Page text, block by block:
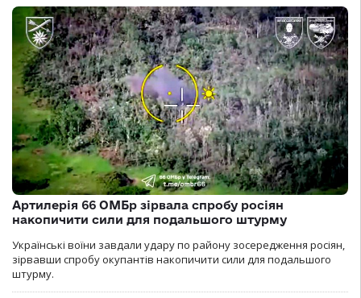
Артилерія 66 ОМБр зірвала спробу росіян
накопичити сили для подальшого штурму
Українські воїни завдали удару по району зосередження росіян,
зірвавши спробу окупантів накопичити сили для подальшого
штурму.